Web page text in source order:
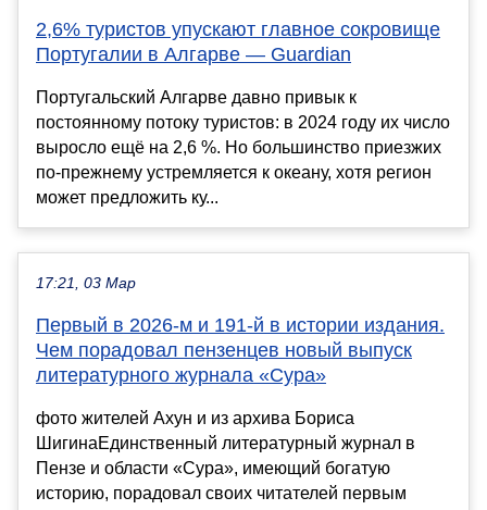
2,6% туристов упускают главное сокровище
Португалии в Алгарве — Guardian
Португальский Алгарве давно привык к
постоянному потоку туристов: в 2024 году их число
выросло ещё на 2,6 %. Но большинство приезжих
по-прежнему устремляется к океану, хотя регион
может предложить ку...
17:21, 03 Мар
Первый в 2026-м и 191-й в истории издания.
Чем порадовал пензенцев новый выпуск
литературного журнала «Сура»
фото жителей Ахун и из архива Бориса
ШигинаЕдинственный литературный журнал в
Пензе и области «Сура», имеющий богатую
историю, порадовал своих читателей первым